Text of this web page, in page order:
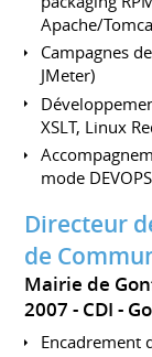
Apache/
Campagnes
JMeter)
XSLT, Linux
mode DEVOPS
Directeur
de
Mairie de
2007 CDI
Encadrement